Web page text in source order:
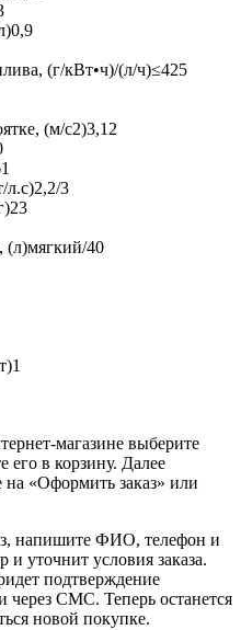
(г/кВт•ч)/(л/ч)≤425
(м/с2)3,12
л.с)2,2/3
(л)мягкий/40
магазине выберите
его в корзину. Далее
«Оформить заказ» или
напишите ФИО, телефон и
уточнит условия заказа.
подтверждение
через СМС. Теперь останется
новой покупке.